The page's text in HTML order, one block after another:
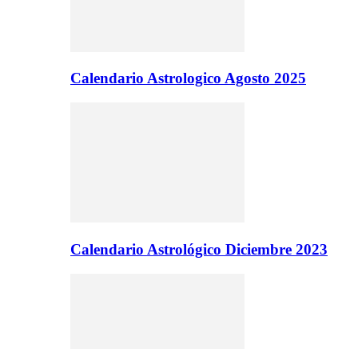
Calendario Astrologico Agosto 2025
Calendario Astrológico Diciembre 2023